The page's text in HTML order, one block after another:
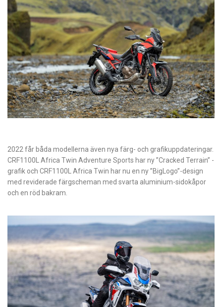
2022 får båda modellerna även nya färg- och grafikuppdateringar.
CRF1100L Africa Twin Adventure Sports har ny ”Cracked Terrain” -
grafik och CRF1100L Africa Twin har nu en ny ”BigLogo”-design
med reviderade färgscheman med svarta aluminium-sidokåpor
och en röd bakram.